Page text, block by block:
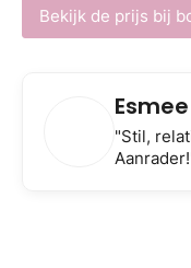
Bekijk de prijs bij
Esmee
"Stil,